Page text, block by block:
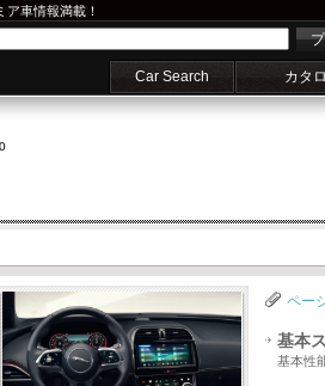
ア車情報満載！
Car Search カタ
ペー
基本
基本性